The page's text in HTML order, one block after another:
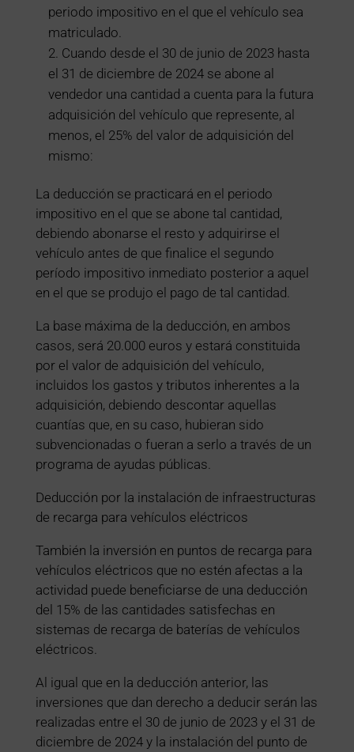
periodo impositivo en el que el vehículo sea
matriculado.
Cuando desde el 30 de junio de 2023 hasta
el 31 de diciembre de 2024 se abone al
vendedor una cantidad a cuenta para la futura
adquisición del vehículo que represente, al
menos, el 25% del valor de adquisición del
mismo:
La deducción se practicará en el periodo
impositivo en el que se abone tal cantidad,
debiendo abonarse el resto y adquirirse el
vehículo antes de que finalice el segundo
período impositivo inmediato posterior a aquel
en el que se produjo el pago de tal cantidad.
La base máxima de la deducción, en ambos
casos, será 20.000 euros y estará constituida
por el valor de adquisición del vehículo,
incluidos los gastos y tributos inherentes a la
adquisición, debiendo descontar aquellas
cuantías que, en su caso, hubieran sido
subvencionadas o fueran a serlo a través de un
programa de ayudas públicas.
Deducción por la instalación de infraestructuras
de recarga para vehículos eléctricos
También la inversión en puntos de recarga para
vehículos eléctricos que no estén afectas a la
actividad puede beneficiarse de una deducción
del 15% de las cantidades satisfechas en
sistemas de recarga de baterías de vehículos
eléctricos.
Al igual que en la deducción anterior, las
inversiones que dan derecho a deducir serán las
realizadas entre el 30 de junio de 2023 y el 31 de
diciembre de 2024 y la instalación del punto de